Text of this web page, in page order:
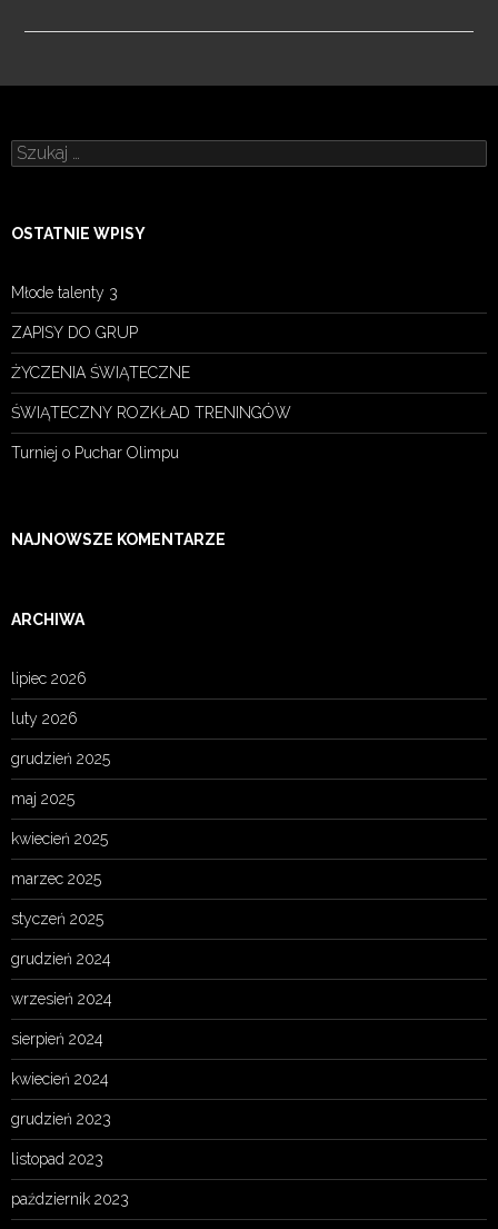
Szukaj:
OSTATNIE WPISY
Młode talenty 3
ZAPISY DO GRUP
ŻYCZENIA ŚWIĄTECZNE
ŚWIĄTECZNY ROZKŁAD TRENINGÓW
Turniej o Puchar Olimpu
NAJNOWSZE KOMENTARZE
ARCHIWA
lipiec 2026
luty 2026
grudzień 2025
maj 2025
kwiecień 2025
marzec 2025
styczeń 2025
grudzień 2024
wrzesień 2024
sierpień 2024
kwiecień 2024
grudzień 2023
listopad 2023
październik 2023